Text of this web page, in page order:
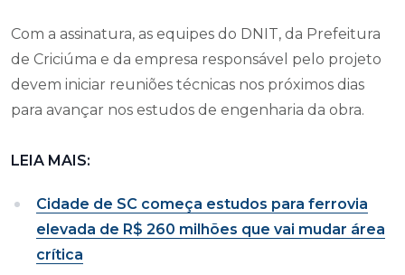
Com a assinatura, as equipes do DNIT, da Prefeitura
de Criciúma e da empresa responsável pelo projeto
devem iniciar reuniões técnicas nos próximos dias
para avançar nos estudos de engenharia da obra.
LEIA MAIS:
Cidade de SC começa estudos para ferrovia
elevada de R$ 260 milhões que vai mudar área
crítica